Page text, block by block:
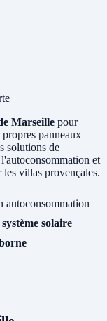
Marseille pour
panneaux
solutions de
et
villas provençales.
autoconsommation
solaire